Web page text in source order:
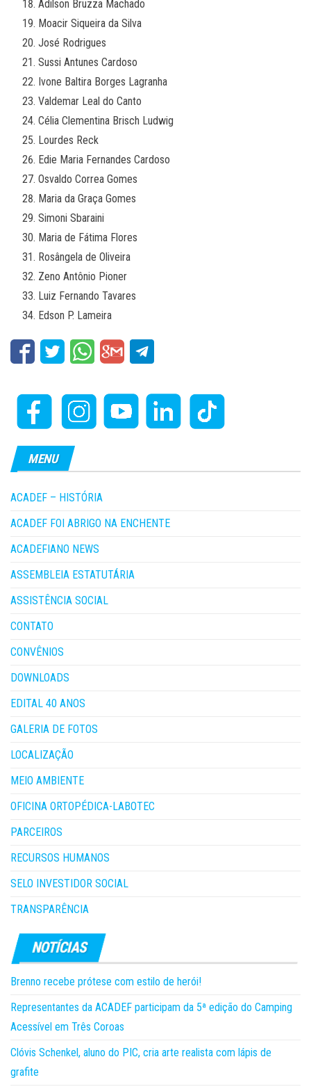
Adilson Bruzza Machado
Moacir Siqueira da Silva
José Rodrigues
Sussi Antunes Cardoso
Ivone Baltira Borges Lagranha
Valdemar Leal do Canto
Célia Clementina Brisch Ludwig
Lourdes Reck
Edie Maria Fernandes Cardoso
Osvaldo Correa Gomes
Maria da Graça Gomes
Simoni Sbaraini
Maria de Fátima Flores
Rosângela de Oliveira
Zeno Antônio Pioner
Luiz Fernando Tavares
Edson P. Lameira
MENU
ACADEF – HISTÓRIA
ACADEF FOI ABRIGO NA ENCHENTE
ACADEFIANO NEWS
ASSEMBLEIA ESTATUTÁRIA
ASSISTÊNCIA SOCIAL
CONTATO
CONVÊNIOS
DOWNLOADS
EDITAL 40 ANOS
GALERIA DE FOTOS
LOCALIZAÇÃO
MEIO AMBIENTE
OFICINA ORTOPÉDICA-LABOTEC
PARCEIROS
RECURSOS HUMANOS
SELO INVESTIDOR SOCIAL
TRANSPARÊNCIA
Brenno recebe prótese com estilo de herói!
Representantes da ACADEF participam da 5ª edição do Camping
Acessível em Três Coroas
Clóvis Schenkel, aluno do PIC, cria arte realista com lápis de
grafite